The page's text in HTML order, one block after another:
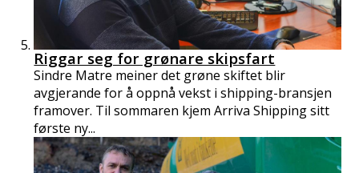
Riggar seg for grønare skipsfart
Sindre Matre meiner det grøne skiftet blir
avgjerande for å oppnå vekst i shipping-bransjen
framover. Til sommaren kjem Arriva Shipping sitt
første ny...